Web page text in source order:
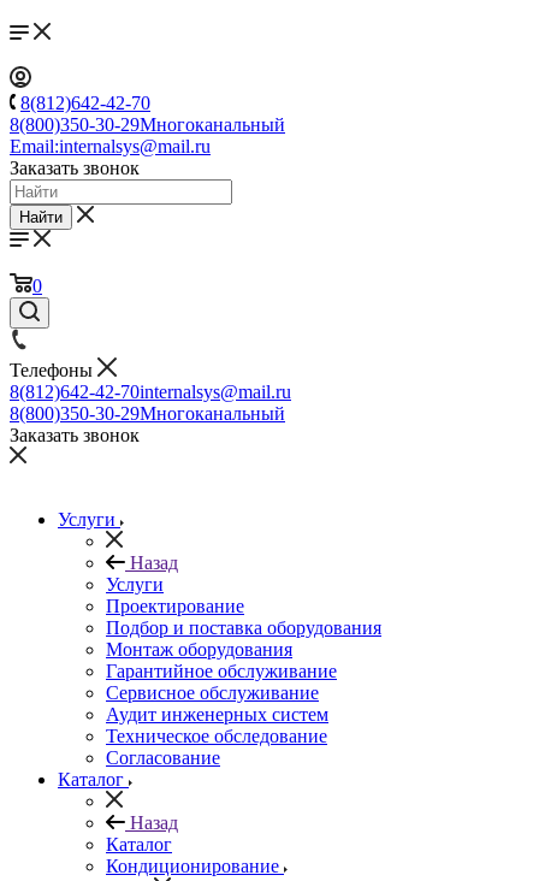
8(812)642-42-70
8(800)350-30-29Многоканальный
Email:internalsys@mail.ru
Заказать звонок
Найти
0
Телефоны
8(812)642-42-70internalsys@mail.ru
8(800)350-30-29Многоканальный
Заказать звонок
Услуги
Назад
Услуги
Проектирование
Подбор и поставка оборудования
Монтаж оборудования
Гарантийное обслуживание
Сервисное обслуживание
Аудит инженерных систем
Техническое обследование
Согласование
Каталог
Назад
Каталог
Кондиционирование